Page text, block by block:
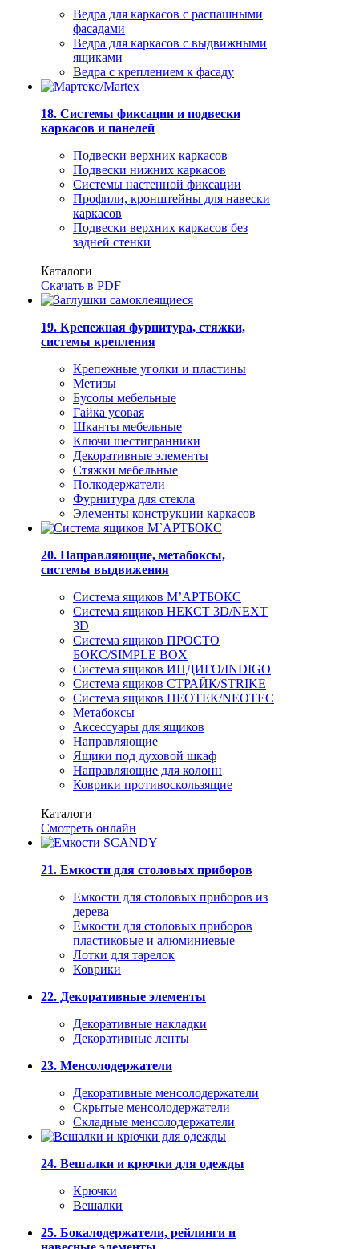
Ведра для каркасов с распашными
фасадами
Ведра для каркасов с выдвижными
ящиками
Ведра с креплением к фасаду
18. Системы фиксации и подвески
каркасов и панелей
Подвески верхних каркасов
Подвески нижних каркасов
Системы настенной фиксации
Профили, кронштейны для навески
каркасов
Подвески верхних каркасов без
задней стенки
Каталоги
Скачать в PDF
19. Крепежная фурнитура, стяжки,
системы крепления
Крепежные уголки и пластины
Метизы
Бусолы мебельные
Гайка усовая
Шканты мебельные
Ключи шестигранники
Декоративные элементы
Стяжки мебельные
Полкодержатели
Фурнитура для стекла
Элементы конструкции каркасов
20. Направляющие, метабоксы,
системы выдвижения
Система ящиков М’АРТБОКС
Система ящиков НЕКСТ 3D/NEXT
3D
Система ящиков ПРОСТО
БОКС/SIMPLE BOX
Система ящиков ИНДИГО/INDIGO
Система ящиков СТРАЙК/STRIKE
Система ящиков НЕОТЕК/NEOTEC
Метабоксы
Аксессуары для ящиков
Направляющие
Ящики под духовой шкаф
Направляющие для колонн
Коврики противоскользящие
Каталоги
Смотреть онлайн
21. Емкости для столовых приборов
Емкости для столовых приборов из
дерева
Емкости для столовых приборов
пластиковые и алюминиевые
Лотки для тарелок
Коврики
22. Декоративные элементы
Декоративные накладки
Декоративные ленты
23. Менсолодержатели
Декоративные менсолодержатели
Скрытые менсолодержатели
Складные менсолодержатели
24. Вешалки и крючки для одежды
Крючки
Вешалки
25. Бокалодержатели, рейлинги и